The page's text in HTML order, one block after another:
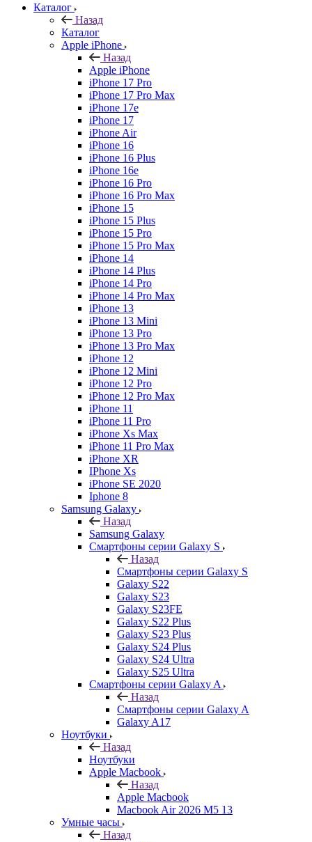
Каталог
Назад
Каталог
Apple iPhone
Назад
Apple iPhone
iPhone 17 Pro
iPhone 17 Pro Max
iPhone 17e
iPhone 17
iPhone Air
iPhone 16
iPhone 16 Plus
iPhone 16e
iPhone 16 Pro
iPhone 16 Pro Max
iPhone 15
iPhone 15 Plus
iPhone 15 Pro
iPhone 15 Pro Max
iPhone 14
iPhone 14 Plus
iPhone 14 Pro
iPhone 14 Pro Max
iPhone 13
iPhone 13 Mini
iPhone 13 Pro
iPhone 13 Pro Max
iPhone 12
iPhone 12 Mini
iPhone 12 Pro
iPhone 12 Pro Max
iPhone 11
iPhone 11 Pro
iPhone Xs Max
iPhone 11 Pro Max
iPhone XR
IPhone Xs
iPhone SE 2020
Iphone 8
Samsung Galaxy
Назад
Samsung Galaxy
Смартфоны серии Galaxy S
Назад
Смартфоны серии Galaxy S
Galaxy S22
Galaxy S23
Galaxy S23FE
Galaxy S22 Plus
Galaxy S23 Plus
Galaxy S24 Plus
Galaxy S24 Ultra
Galaxy S25 Ultra
Смартфоны серии Galaxy A
Назад
Смартфоны серии Galaxy A
Galaxy A17
Ноутбуки
Назад
Ноутбуки
Apple Macbook
Назад
Apple Macbook
Macbook Air 2026 M5 13
Умные часы
Назад